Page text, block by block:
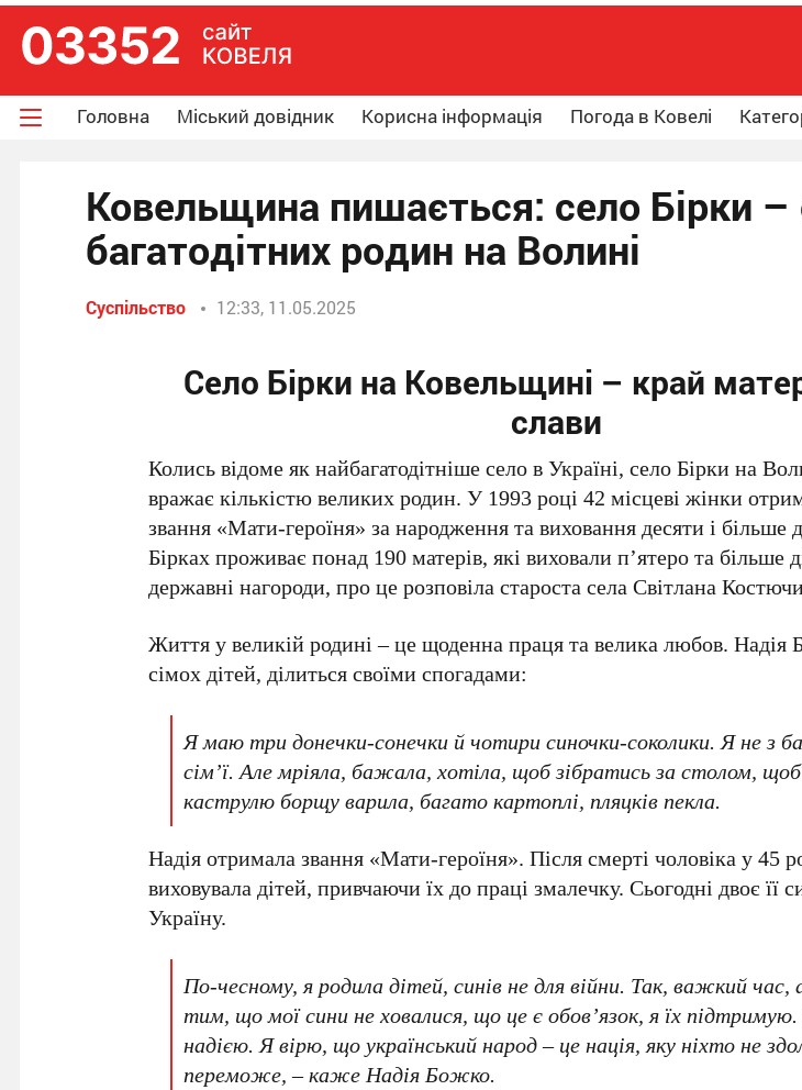
Головна Міський довідник Корисна інформація Погода в Ковелі
Ковельщина пишається: село Бірки –
багатодітних родин на Волині
Суспільство 12:33, 11.05.2025
Село Бірки на Ковельщині – край
слави
Колись відоме як найбагатодітніше село в Україні, село Бірки на
вражає кількістю великих родин. У 1993 році 42 місцеві жінки
звання «Мати-героїня» за народження та виховання десяти і більше
Бірках проживає понад 190 матерів, які виховали п’ятеро та більше
державні нагороди, про це розповіла староста села Світлана
Життя у великій родині – це щоденна праця та велика любов. Надія
сімох дітей, ділиться своїми спогадами:
Я маю три донечки-сонечки й чотири синочки-соколики. Я не з
сім’ї. Але мріяла, бажала, хотіла, щоб зібратись за столом,
каструлю борщу варила, багато картоплі, пляцків пекла.
Надія отримала звання «Мати-героїня». Після смерті чоловіка у 45
виховувала дітей, привчаючи їх до праці змалечку. Сьогодні двоє її
Україну.
По-чесному, я родила дітей, синів не для війни. Так, важкий час,
тим, що мої сини не ховалися, що це є обов’язок, я їх
надією. Я вірю, що український народ – це нація, яку ніхто не
переможе, – каже Надія Божко.